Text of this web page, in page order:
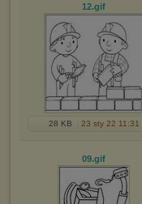
12.gif
28 KB 23 sty 22 11:31
09.gif